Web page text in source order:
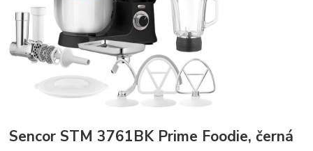
Sencor STM 3761BK Prime Foodie, černá